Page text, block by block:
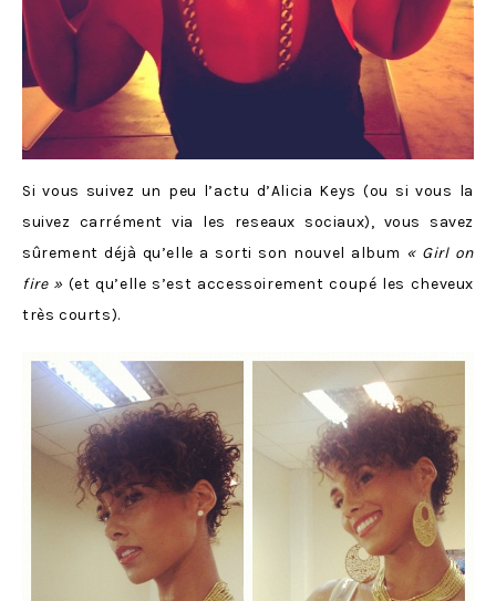
Si vous suivez un peu l’actu d’Alicia Keys (ou si vous la
suivez carrément via les reseaux sociaux), vous savez
sûrement déjà qu’elle a sorti son nouvel album « Girl on
fire » (et qu’elle s’est accessoirement coupé les cheveux
très courts).